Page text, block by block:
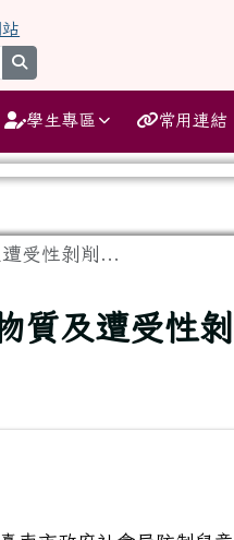
學生專區 常用連結
受性剝削...
質及遭受性